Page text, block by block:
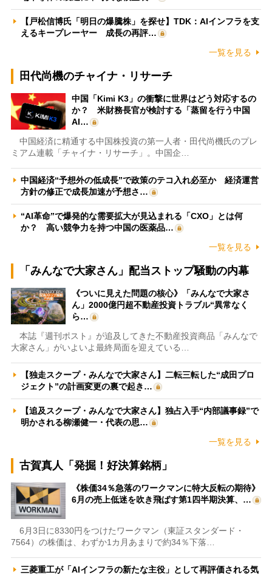
【戸松信博氏「明日の爆騰株」を探せ】TDK：AIインフラを支
えるキープレーヤー 成長の再評…
一覧を見る
田代尚機のチャイナ・リサーチ
中国「Kimi K3」の衝撃に世界はどう対応するの
か？ 米財務長官が検討する「蒸留を行う中国
AI…
中国経済に精通する中国株投資の第一人者・田代尚機氏のプレ
ミアム連載「チャイナ・リサーチ」。中国企…
中国経済“予想外の低成長”で政策のテコ入れ必至か 経済運営
方針の修正で成長加速が予想さ…
“AI革命”で爆発的な需要拡大が見込まれる「CXO」とは何
か？ 高い競争力を持つ中国の医薬品…
一覧を見る
「みんなで大家さん」配当ストップ騒動の内幕
《ついに見えた問題の核心》「みんなで大家さ
ん」2000億円超不動産投資トラブル“異常なく
ら…
本誌『週刊ポスト』が追及してきた不動産投資商品「みんなで
大家さん」がいよいよ最終局面を迎えている…
【独走スクープ・みんなで大家さん】二転三転した“成田プロ
ジェクト”の計画変更の裏で起き…
【追及スクープ・みんなで大家さん】独占入手“内部議事録”で
明かされる柳瀬健一・代表の思…
一覧を見る
古賀真人「発掘！好決算銘柄」
《株価34％急落のワークマンに特大反転の期待》
6月の売上低迷を吹き飛ばす第1四半期決算、…
6月3日に8330円をつけたワークマン（東証スタンダード・
7564）の株価は、わずか1カ月あまりで約34％下落…
三菱重工が「AIインフラの新たな主役」として再評価される気